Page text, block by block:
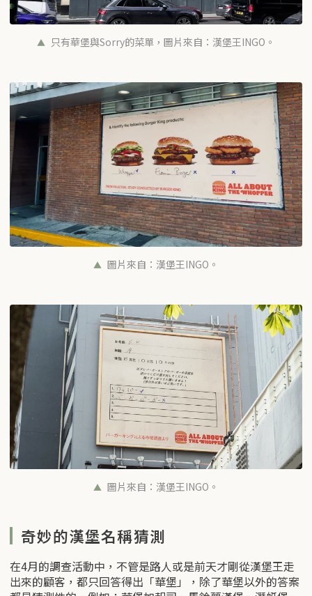
只有華堡與Sorry的菜單，圖片來自：漢堡王INGO。
圖片來自：漢堡王INGO。
圖片來自：漢堡王INGO。
奇妙的漢堡名稱猜測
在4月的調查活動中，不管是路人或是前天才剛從漢堡王走
出來的顧客，都只回答得出「華堡」，除了華堡以外的答案